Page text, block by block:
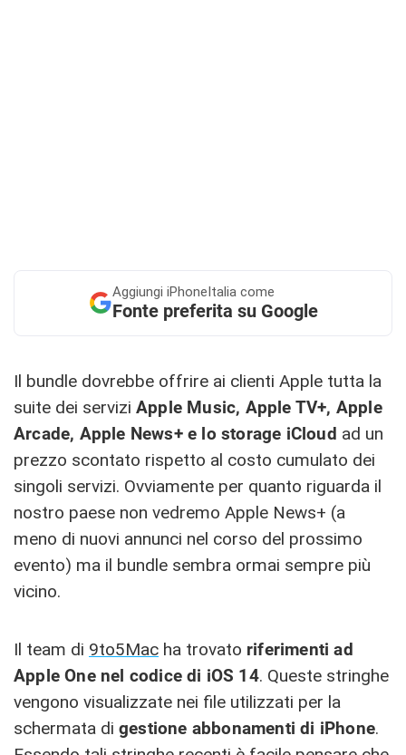
Aggiungi iPhoneItalia come
Fonte preferita su Google
Il bundle dovrebbe offrire ai clienti Apple tutta la
suite dei servizi Apple Music, Apple TV+, Apple
Arcade, Apple News+ e lo storage iCloud ad un
prezzo scontato rispetto al costo cumulato dei
singoli servizi. Ovviamente per quanto riguarda il
nostro paese non vedremo Apple News+ (a
meno di nuovi annunci nel corso del prossimo
evento) ma il bundle sembra ormai sempre più
vicino.
Il team di 9to5Mac ha trovato riferimenti ad
Apple One nel codice di iOS 14. Queste stringhe
vengono visualizzate nei file utilizzati per la
schermata di gestione abbonamenti di iPhone.